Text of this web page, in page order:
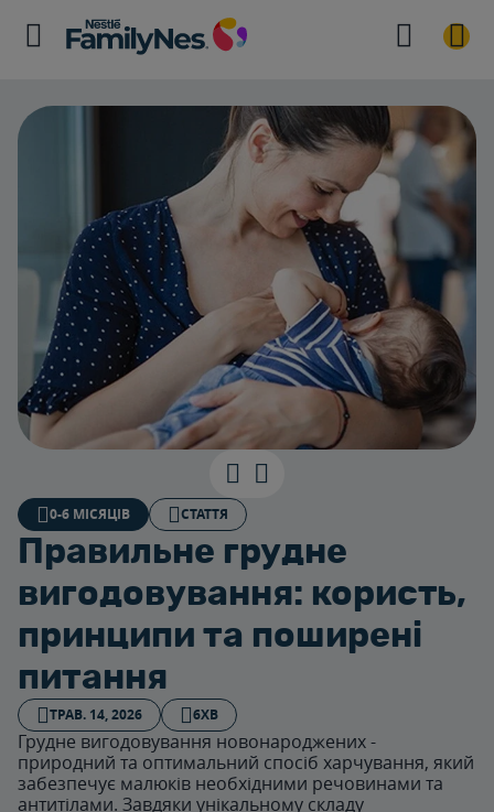
0-6 МІСЯЦІВ СТАТТЯ
Правильне грудне
вигодовування: користь,
принципи та поширені
питання
ТРАВ. 14, 2026 6ХВ
Грудне вигодовування новонароджених -
природний та оптимальний спосіб харчування, який
забезпечує малюків необхідними речовинами та
антитілами. Завдяки унікальному складу